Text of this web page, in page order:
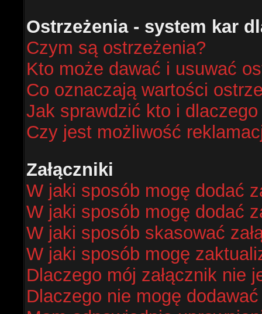
Ostrzeżenia - system kar
Czym są ostrzeżenia?
Kto może dawać i usuwać
Co oznaczają wartości
Jak sprawdzić kto i dlaczego
Czy jest możliwość
Załączniki
W jaki sposób mogę dodać
W jaki sposób mogę dodać
W jaki sposób skasować
W jaki sposób mogę
Dlaczego mój załącznik nie
Dlaczego nie mogę dodawać